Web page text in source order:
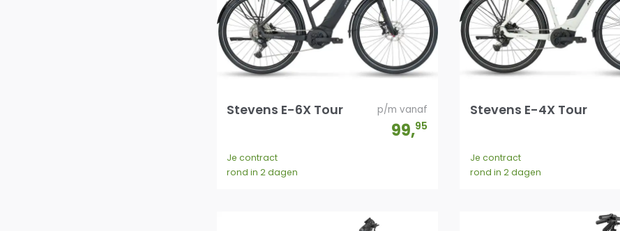
Stevens E-6X Tour p/m vanaf
99,95
Je contract
rond in 2 dagen
Stevens E-4X Tour
Je contract
rond in 2 dagen